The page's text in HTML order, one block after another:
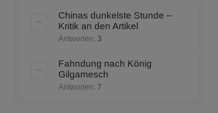
Chinas dunkelste Stunde –
Kritik an den Artikel
Antworten: 3
Fahndung nach König
Gilgamesch
Antworten: 7